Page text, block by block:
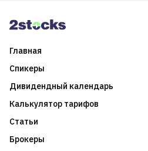
Главная
Спикеры
Дивидендный календарь
Калькулятор тарифов
Статьи
Брокеры